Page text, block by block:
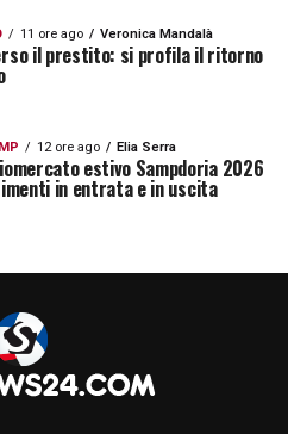
11 ore ago Veronica Mandalà
il prestito: si profila il ritorno
12 ore ago Elia Serra
estivo Sampdoria 2026
in entrata e in uscita